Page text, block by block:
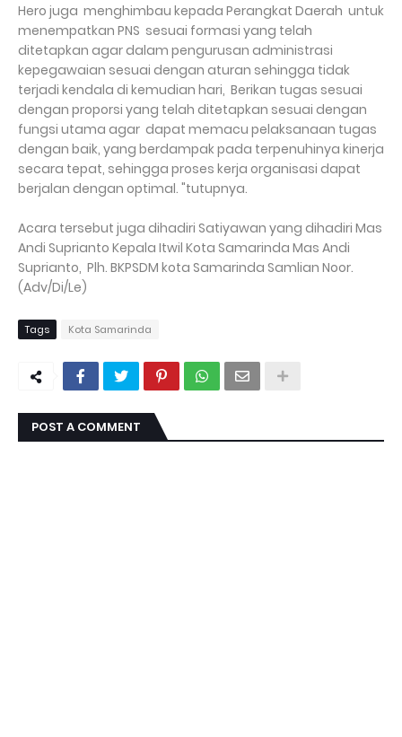
Hero juga menghimbau kepada Perangkat Daerah untuk
menempatkan PNS sesuai formasi yang telah
ditetapkan agar dalam pengurusan administrasi
kepegawaian sesuai dengan aturan sehingga tidak
terjadi kendala di kemudian hari, Berikan tugas sesuai
dengan proporsi yang telah ditetapkan sesuai dengan
fungsi utama agar dapat memacu pelaksanaan tugas
dengan baik, yang berdampak pada terpenuhinya kinerja
secara tepat, sehingga proses kerja organisasi dapat
berjalan dengan optimal. "tutupnya.
Acara tersebut juga dihadiri Satiyawan yang dihadiri Mas
Andi Suprianto Kepala Itwil Kota Samarinda Mas Andi
Suprianto, Plh. BKPSDM kota Samarinda Samlian Noor.
(Adv/Di/Le)
Tags Kota Samarinda
POST A COMMENT